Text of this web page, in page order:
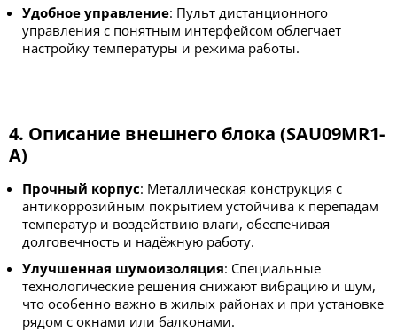
Удобное управление: Пульт дистанционного
управления с понятным интерфейсом облегчает
настройку температуры и режима работы.
4. Описание внешнего блока (SAU09MR1-
A)
Прочный корпус: Металлическая конструкция с
антикоррозийным покрытием устойчива к перепадам
температур и воздействию влаги, обеспечивая
долговечность и надёжную работу.
Улучшенная шумоизоляция: Специальные
технологические решения снижают вибрацию и шум,
что особенно важно в жилых районах и при установке
рядом с окнами или балконами.